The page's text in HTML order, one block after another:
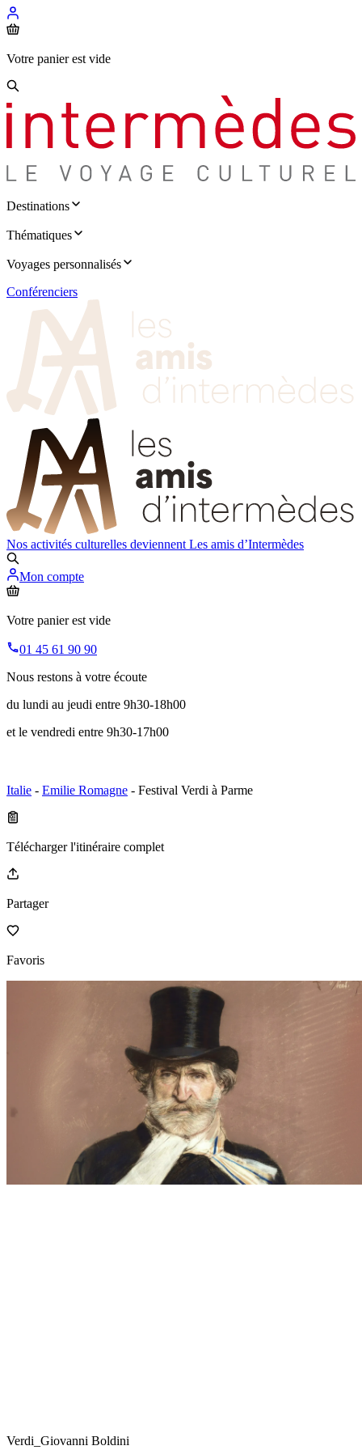
Votre panier est vide
Destinations
Thématiques
Voyages personnalisés
Conférenciers
Nos activités culturelles deviennent Les amis d’Intermèdes
Mon compte
Votre panier est vide
01 45 61 90 90
Nous restons à votre écoute
du lundi au jeudi entre 9h30-18h00
et le vendredi entre 9h30-17h00
Italie - Emilie Romagne - Festival Verdi à Parme
Télécharger l'itinéraire complet
Partager
Favoris
Verdi_Giovanni Boldini